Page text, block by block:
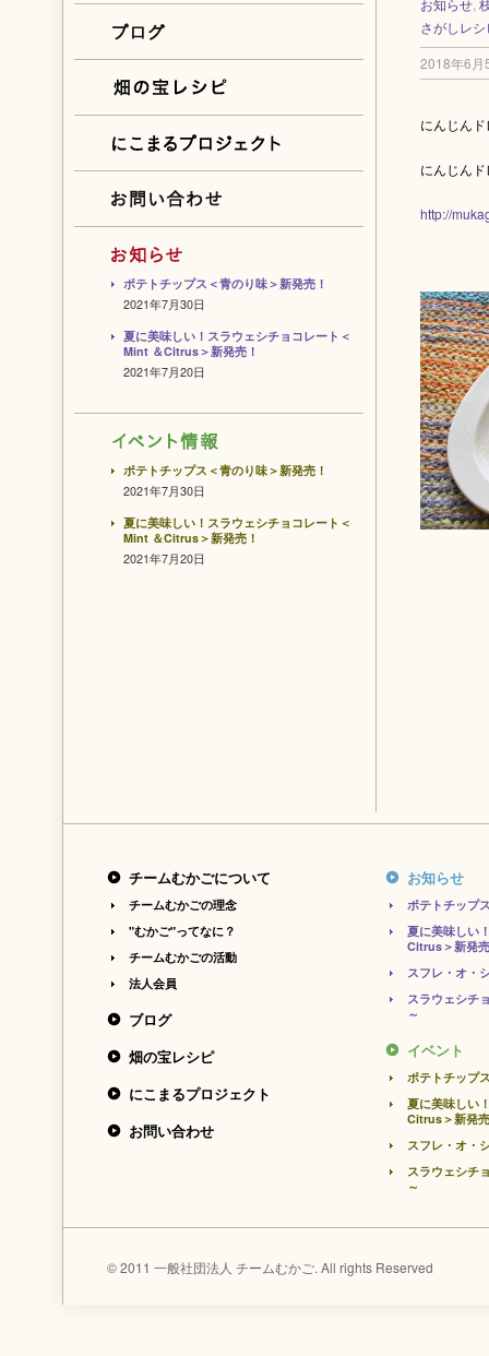
お知らせ,
さがしレシ
2018年6月
にんじん
にんじん
http://
ポテトチップス＜青のり味＞新発売！
2021年7月30日
夏に美味しい！スラウェシチョコレート＜
Mint ＆Citrus＞新発売！
2021年7月20日
ポテトチップス＜青のり味＞新発売！
2021年7月30日
夏に美味しい！スラウェシチョコレート＜
Mint ＆Citrus＞新発売！
2021年7月20日
チームむかごについて
チームむかごの理念
"むかご"ってなに？
チームむかごの活動
法人会員
ブログ
畑の宝レシピ
にこまるプロジェクト
お問い合わせ
お知らせ
ポテトチップ
夏に美味しい
Citrus＞新発
スフレ・オ・
スラウェシチ
～
イベント
ポテトチップ
夏に美味しい
Citrus＞新発
スフレ・オ・
スラウェシチ
～
© 2011 一般社団法人 チームむかご. All rights Reserved